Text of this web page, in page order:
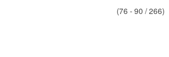
(76 - 90 / 266)